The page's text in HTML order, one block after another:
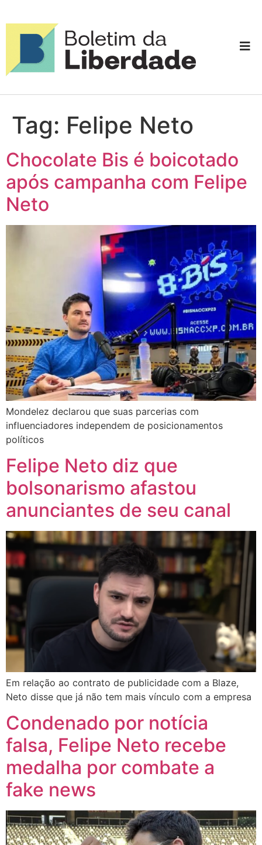
Tag: Felipe Neto
Chocolate Bis é boicotado
após campanha com Felipe
Neto
Mondelez declarou que suas parcerias com
influenciadores independem de posicionamentos
políticos
Felipe Neto diz que
bolsonarismo afastou
anunciantes de seu canal
Em relação ao contrato de publicidade com a Blaze,
Neto disse que já não tem mais vínculo com a empresa
Condenado por notícia
falsa, Felipe Neto recebe
medalha por combate a
fake news